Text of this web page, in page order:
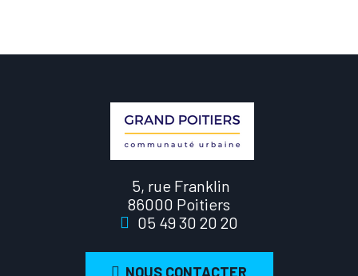
5, rue Franklin
86000 Poitiers
05 49 30 20 20
NOUS CONTACTER